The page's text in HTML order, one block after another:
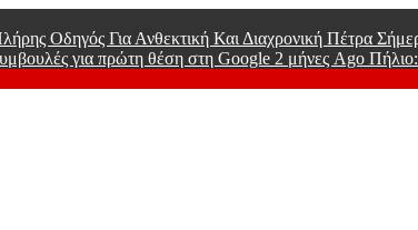
Οδηγός Για Ανθεκτική Και Διαχρονική Πέτρα
για πρώτη θέση στη Google 2 μήνες Ago